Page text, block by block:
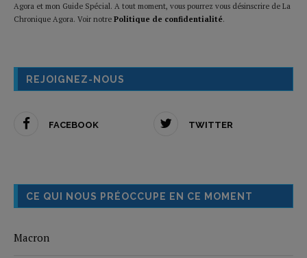
Agora et mon Guide Spécial. A tout moment, vous pourrez vous désinscrire de La
Chronique Agora. Voir notre Politique de confidentialité.
REJOIGNEZ-NOUS
FACEBOOK TWITTER
CE QUI NOUS PRÉOCCUPE EN CE MOMENT
Macron